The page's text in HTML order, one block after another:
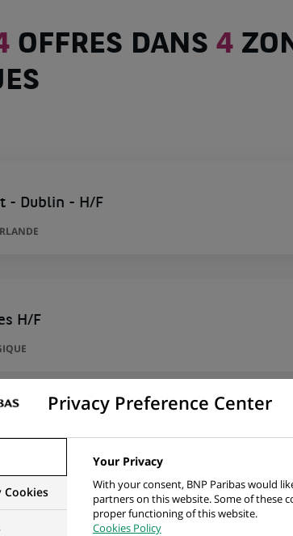
OFFRES DANS 4
- Dublin - H/F
H/F
Analyst - Madrid - H/F
ESPAGNE
Privacy Preference Center
Cookies
Your Privacy
With your consent, BNP Paribas would
partners on this website. Some of these
proper functioning of this website.
Cookies Policy